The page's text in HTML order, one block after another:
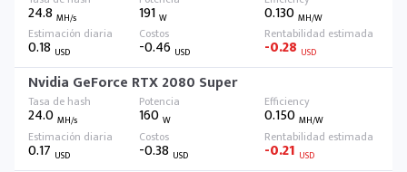
24.8 MH/s 191W 0.130 MH/W
0.18 USD -0.46 USD -0.28 USD
Nvidia GeForce RTX 2080 Super
24.0 MH/s 160W 0.150 MH/W
0.17 USD -0.38 USD -0.21 USD